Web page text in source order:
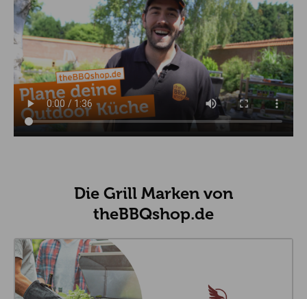
Die Grill Marken von
theBBQshop.de